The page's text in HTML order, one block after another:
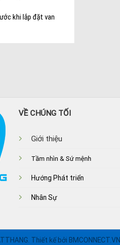
khi lắp đặt van
VỀ CHÚNG TỐI
Giới thiệu
Tầm nhìn & Sứ mệnh
Hướng Phát triển
Nhân Sự
Thiết kế bởi BMCONNECT.VN